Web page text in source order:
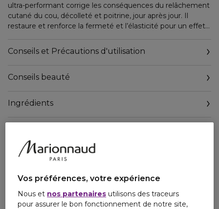
ultra-performant corrige les conséquences du relâchement
cutané du cou, décolleté et poitrine, jour après jour. Il
restaure et renforce la fermeté et l’élasticité pour un effet
prématuré par la stimulation de l’expression des protéines
de la jeunesse.
Sa texture enveloppante, fine et soyeuse, fusionne avec la
Moléculaire®, d’ingrédients ciblés tels que les extraits de
cellules souches de Lotus Japonicus, des super
réactivateurs du processus naturel de régénération.
Hydratée, lissée et tonique, la peau est repulpée, éclatante
de jeunesse, et le maintien parfait.
Conseils et Précautions d'utilisation
Conseils beauté
Ingrédients
Vos préférences, votre expérience
Nous et nos partenaires utilisons des traceurs
pour assurer le bon fonctionnement de notre site,